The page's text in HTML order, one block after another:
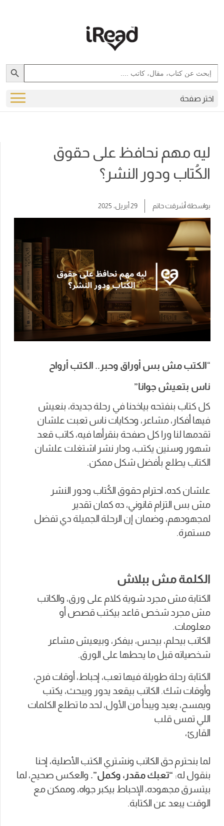
Search
for:
Search Button
اختر صفحة
ليه مهم نحافظ على حقوق
الكُتاب ودور النشر؟
بواسطةأشرقت حاتم 29 أبريل، 2025
“الكتب مش بس أوراق وحبر.. الكتب أرواح
ناس بتعيش جوانا”
كل كتاب بنفتحه بياخدنا في رحلة جديدة، بنعيش
فيها أفكار، مشاعر، وحكايات ناس تعبت علشان
تقدمها لنا ورا كل صفحة بنقرأها فيه، كاتب قعد
شهور وسنين يكتب، ودار نشر اشتغلت علشان
الكتاب يطلع بأفضل شكل ممكن.
علشان كده، احترام حقوق الكُتاب ودور النشر
مش بس التزام قانوني، ده كمان تقدير
لمجهودهم، وضمان إن الرحلة الجميلة دي تفضل
مستمرة.
الكلمة مش ببلاش
الكتابة مش مجرد شوية كلام على ورق، والكاتب
مش مجرد شخص قاعد بيكتب قصص أو
معلومات.
الكاتب بيحلم، بيحس، بيفكر، وبيعيش مشاعر
شخصياته قبل ما يحطها على الورق.
الكتابة رحلة طويلة فيها تعب، إحباط، أوقات فرح،
وأوقات شك. الكاتب بيقعد يدور ويبحث، يكتب
ويمسح، يعيد ويبدأ من الأول، لحد ما تطلع الكلمات
اللي تمس قلب
القارئ،
لما بنحترم حق الكاتب ونشتري الكتب الأصلية، إحنا
بنقول له: “تعبك مقدر، وكمل”. والعكس صحيح، لما
بيتسرق مجهوده، الإحباط بيكبر جواه، وممكن مع
الوقت يبعد عن الكتابة.